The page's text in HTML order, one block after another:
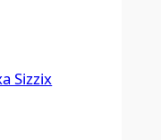
Sizzix